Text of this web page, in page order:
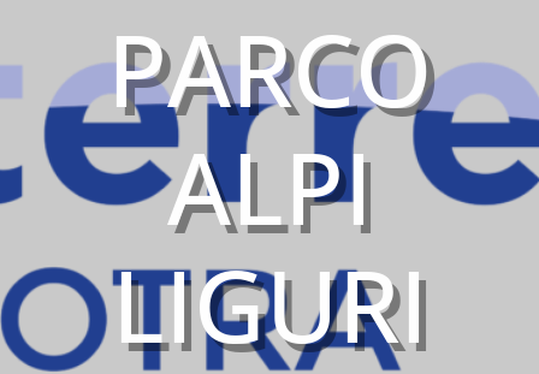
PARCO
ALPI
LIGURI